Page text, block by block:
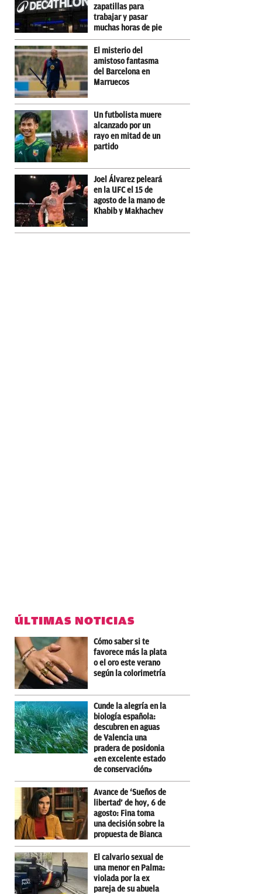
zapatillas para
trabajar y pasar
muchas horas de pie
El misterio del
amistoso fantasma
del Barcelona en
Marruecos
Un futbolista muere
alcanzado por un
rayo en mitad de un
partido
Joel Álvarez peleará
en la UFC el 15 de
agosto de la mano de
Khabib y Makhachev
ÚLTIMAS NOTICIAS
Cómo saber si te
favorece más la plata
o el oro este verano
según la colorimetría
Cunde la alegría en la
biología española:
descubren en aguas
de Valencia una
pradera de posidonia
«en excelente estado
de conservación»
Avance de ‘Sueños de
libertad’ de hoy, 6 de
agosto: Fina toma
una decisión sobre la
propuesta de Bianca
El calvario sexual de
una menor en Palma:
violada por la ex
pareja de su abuela